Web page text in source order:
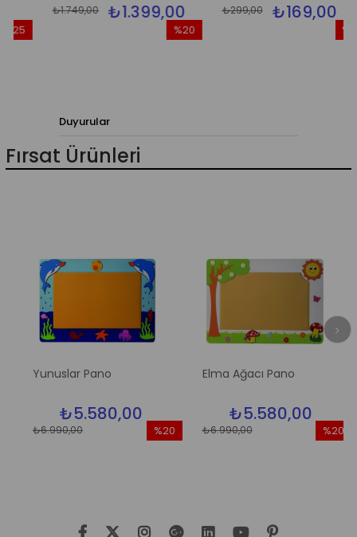
₺1.399,00
₺1.749,00
%20
₺169,00
₺299,00
%43
Duyurular
Fırsat Ürünleri
Yunuslar Pano
₺5.580,00
₺6.990,00
%20
Elma Ağacı Pano
₺5.580,00
₺6.990,00
%20